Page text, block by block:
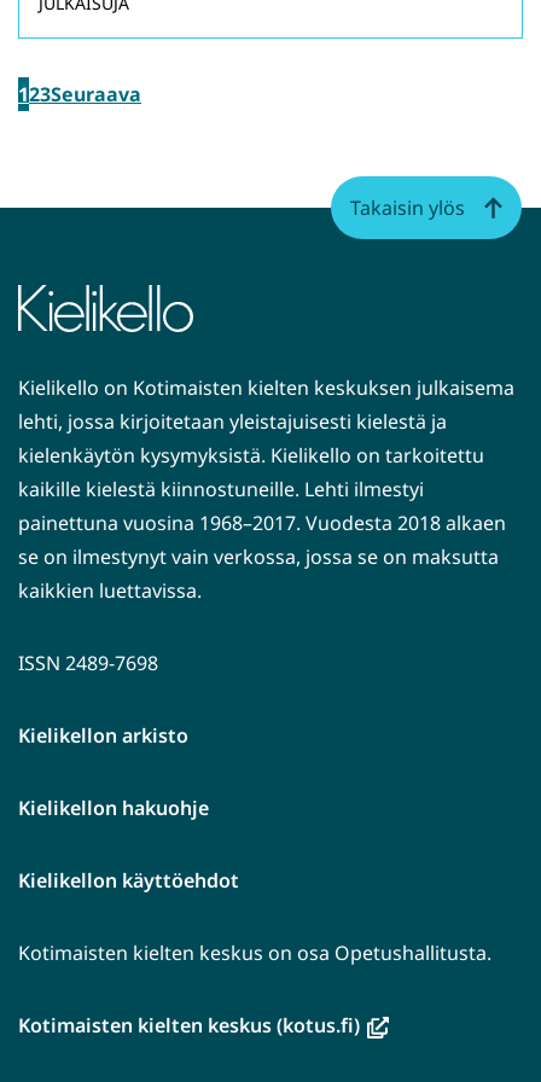
123Seuraava
Kielikello on Kotimaisten kielten keskuksen julkaisema
lehti, jossa kirjoitetaan yleistajuisesti kielestä ja
kielenkäytön kysymyksistä. Kielikello on tarkoitettu
kaikille kielestä kiinnostuneille. Lehti ilmestyi
painettuna vuosina 1968–2017. Vuodesta 2018 alkaen
se on ilmestynyt vain verkossa, jossa se on maksutta
kaikkien luettavissa.
ISSN 2489-7698
Kielikellon arkisto
Kielikellon hakuohje
Kielikellon käyttöehdot
Kotimaisten kielten keskus on osa Opetushallitusta.
Kotimaisten kielten keskus (kotus.fi)(avautuu
Takaisin ylös